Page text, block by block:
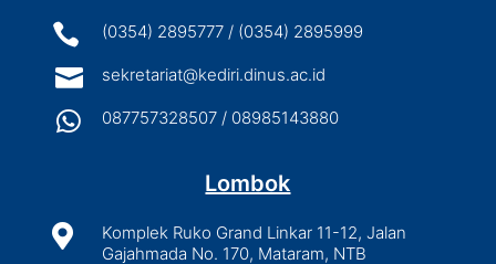
 (0354) 2895777 / (0354) 2895999
 sekretariat@kediri.dinus.ac.id
 087757328507 / 08985143880
Lombok

Komplek Ruko Grand Linkar 11-12, Jalan
Gajahmada No. 170, Mataram, NTB